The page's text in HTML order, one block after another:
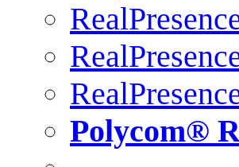
Polycom®